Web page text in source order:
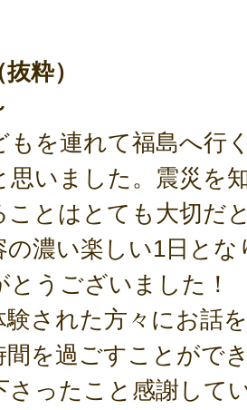
粋）
もを連れて福島へ行
思いました。震災を
ことはとても大切だ
の濃い楽しい1日と
うございました！
験された方々にお話
間を過ごすことがで
さったこと感謝して